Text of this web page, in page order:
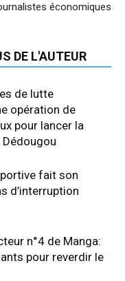
économiques
DE L'AUTEUR
de lutte
opération de
pour lancer la
fait son
d’interruption
n°4 de Manga:
pour reverdir le